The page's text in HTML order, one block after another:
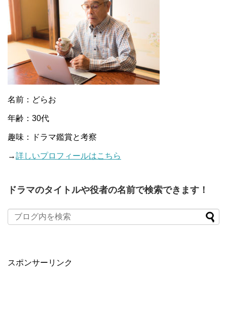
名前：どらお
年齢：30代
趣味：ドラマ鑑賞と考察
→詳しいプロフィールはこちら
ドラマのタイトルや役者の名前で検索できます！
スポンサーリンク